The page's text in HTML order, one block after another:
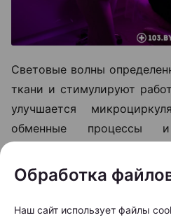
Световые волны
ткани и стимулируют
улучшается
обменные процессы
Фотобиомодуляция
Обработка
Наш сайт использует файлы